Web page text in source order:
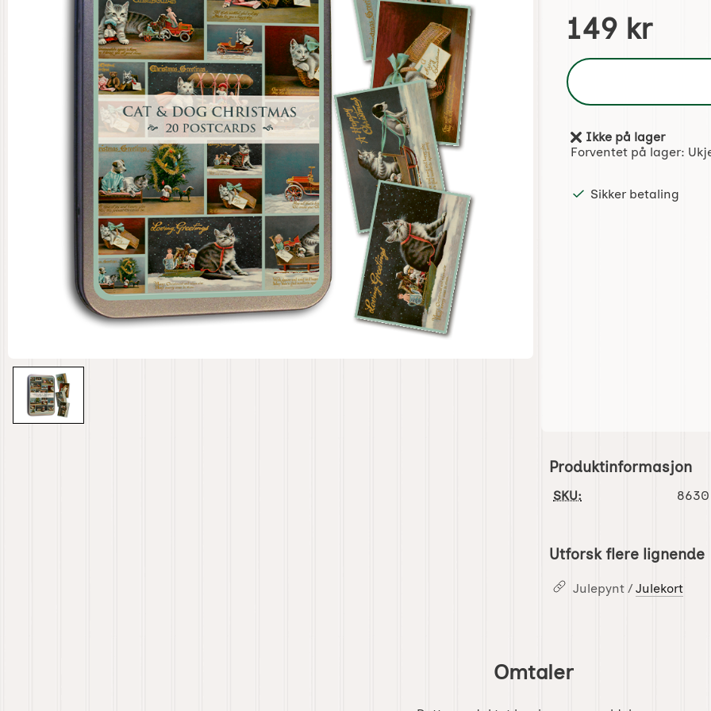
Handle dette
pris
149 kr
Produkttilgjengelighet:
Ikke på lager
Forventet på lager:
Sikker betaling
Produktinformasjon
SKU: 8630
Utforsk flere lignende
Julepynt / Julekort
Omtaler